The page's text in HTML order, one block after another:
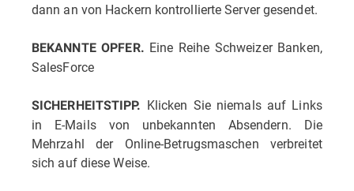
dann an von Hackern kontrollierte Server gesendet.
BEKANNTE OPFER. Eine Reihe Schweizer Banken,
SalesForce
SICHERHEITSTIPP. Klicken Sie niemals auf Links
in E-Mails von unbekannten Absendern. Die
Mehrzahl der Online-Betrugsmaschen verbreitet
sich auf diese Weise.